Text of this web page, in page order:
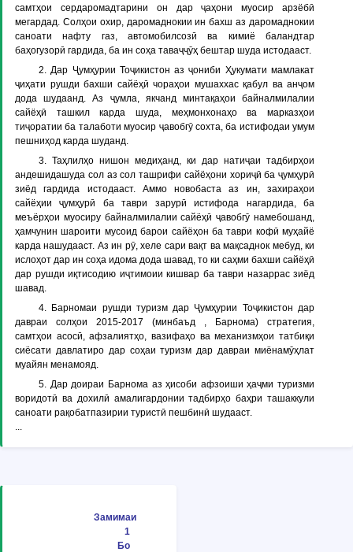
самтҳои сердаромадтарини он дар ҷаҳони муосир арзёбӣ
мегардад. Солҳои охир, даромаднокии ин бахш аз даромаднокии
саноати нафту газ, автомобилсозӣ ва кимиё баландтар
баҳогузорӣ гардида, ба ин соҳа таваҷҷӯҳ бештар шуда истодааст.
2. Дар Ҷумҳурии Тоҷикистон аз ҷониби Ҳукумати мамлакат
ҷиҳати рушди бахши сайёҳӣ чораҳои мушаххас қабул ва анҷом
дода шудаанд. Аз ҷумла, якчанд минтақаҳои байналмилалии
сайёҳӣ ташкил карда шуда, меҳмонхонаҳо ва марказҳои
тиҷоратии ба талаботи муосир ҷавобгӯ сохта, ба истифодаи умум
пешниҳод карда шуданд.
3. Таҳлилҳо нишон медиҳанд, ки дар натиҷаи тадбирҳои
андешидашуда сол аз сол ташрифи сайёҳони хориҷӣ ба ҷумҳурӣ
зиёд гардида истодааст. Аммо новобаста аз ин, захираҳои
сайёҳии ҷумҳурӣ ба таври зарурӣ истифода нагардида, ба
меъёрҳои муосиру байналмилалии сайёҳӣ ҷавобгӯ намебошанд,
ҳамчунин шароити мусоид барои сайёҳон ба таври кофӣ муҳайё
карда нашудааст. Аз ин рӯ, хеле сари вақт ва мақсаднок мебуд, ки
ислоҳот дар ин соҳа идома дода шавад, то ки саҳми бахши сайёҳӣ
дар рушди иқтисодию иҷтимоии кишвар ба таври назаррас зиёд
шавад.
4. Барномаи рушди туризм дар Ҷумҳурии Тоҷикистон дар
давраи солҳои 2015-2017 (минбаъд , Барнома) стратегия,
самтҳои асосӣ, афзалиятҳо, вазифаҳо ва механизмҳои татбиқи
сиёсати давлатиро дар соҳаи туризм дар давраи миёнамӯҳлат
муайян менамояд.
5. Дар доираи Барнома аз ҳисоби афзоиши ҳаҷми туризми
воридотӣ ва дохилӣ амалигардонии тадбирҳо баҳри ташаккули
саноати рақобатпазирии туристӣ пешбинӣ шудааст.
...
Замимаи
1
Бо